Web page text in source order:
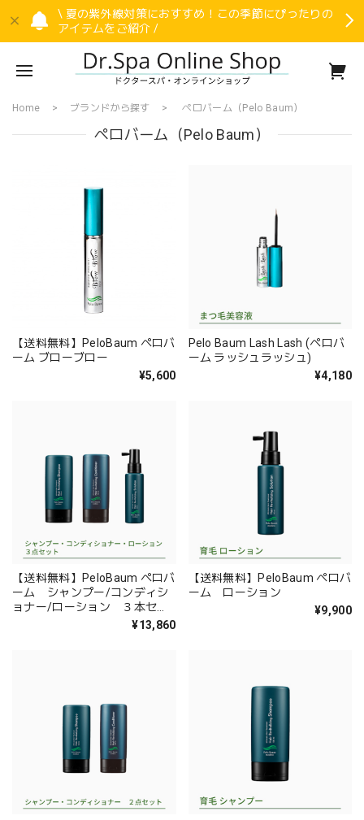
\ 夏の紫外線対策におすすめ！この季節にぴったりの
アイテムをご紹介 /
Home ブランドから探す ペロバーム（Pelo Baum）
ペロバーム（Pelo Baum）
【送料無料】PeloBaum ペロバ
ーム ブローブロー
¥5,600
Pelo Baum Lash Lash (ペロバ
ーム ラッシュラッシュ)
¥4,180
【送料無料】PeloBaum ペロバ
ーム シャンプー/コンディシ
ョナー/ローション ３本セッ
¥13,860
【送料無料】PeloBaum ペロバ
ーム ローション
¥9,900